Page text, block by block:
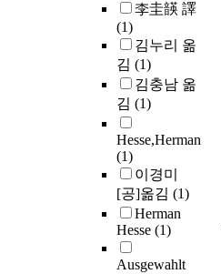
李圭韺 譯
(1)
김누리 옮
김 (1)
김충남 옮
김 (1)
Hesse,Herman
(1)
이경미
[공]옮김 (1)
Herman
Hesse (1)
Ausgewahlt